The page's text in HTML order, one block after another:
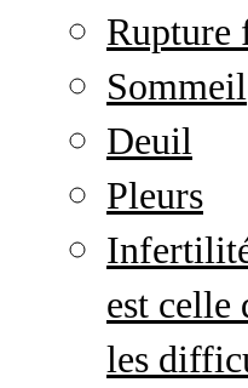
Rupture
Sommeil
Deuil
Pleurs
est celle
les